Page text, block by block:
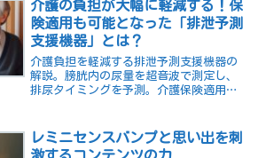
介護の負担が大幅に軽減する！保
険適用も可能となった「排泄予測
支援機器」とは？
介護負担を軽減する排泄予測支援機器の
解説。膀胱内の尿量を超音波で測定し、
排尿タイミングを予測。介護保険適用が
待。介護現場での導入を検討してみてく
ださい。
レミニセンスバンプと思い出を刺